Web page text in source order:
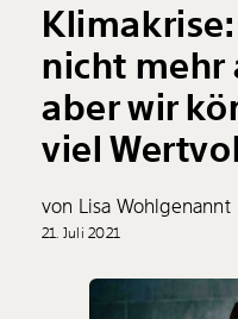
nicht mehr
aber wir
viel
von Lisa Wohlgenannt
21. Juli 2021